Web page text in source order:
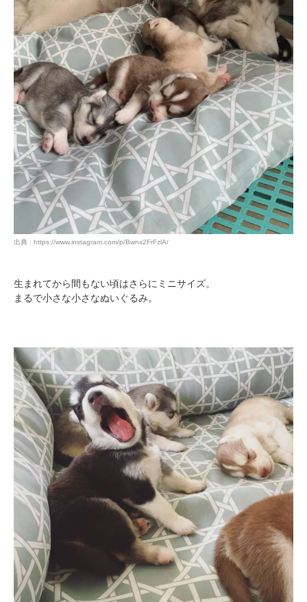
出典 : https://www.instagram.com/p/Bwnx2FrFzlA/
生まれてから間もない頃はさらにミニサイズ。
まるで小さな小さなぬいぐるみ。